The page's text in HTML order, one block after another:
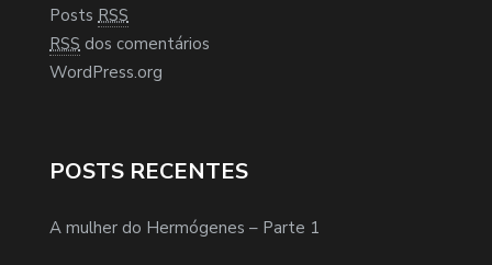
Posts RSS
RSS dos comentários
WordPress.org
POSTS RECENTES
A mulher do Hermógenes – Parte 1